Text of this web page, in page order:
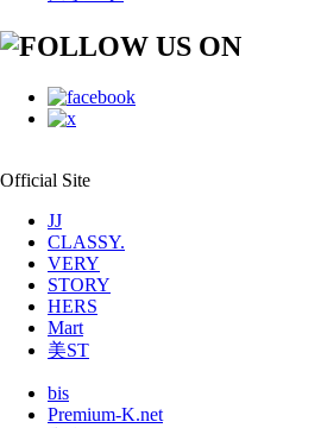
Official Site
JJ
CLASSY.
VERY
STORY
HERS
Mart
美ST
bis
Premium-K.net